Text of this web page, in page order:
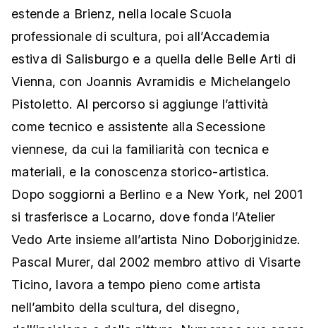
estende a Brienz, nella locale Scuola
professionale di scultura, poi all’Accademia
estiva di Salisburgo e a quella delle Belle Arti di
Vienna, con Joannis Avramidis e Michelangelo
Pistoletto. Al percorso si aggiunge l’attività
come tecnico e assistente alla Secessione
viennese, da cui la familiarità con tecnica e
materiali, e la conoscenza storico-artistica.
Dopo soggiorni a Berlino e a New York, nel 2001
si trasferisce a Locarno, dove fonda l’Atelier
Vedo Arte insieme all’artista Nino Doborjginidze.
Pascal Murer, dal 2002 membro attivo di Visarte
Ticino, lavora a tempo pieno come artista
nell’ambito della scultura, del disegno,